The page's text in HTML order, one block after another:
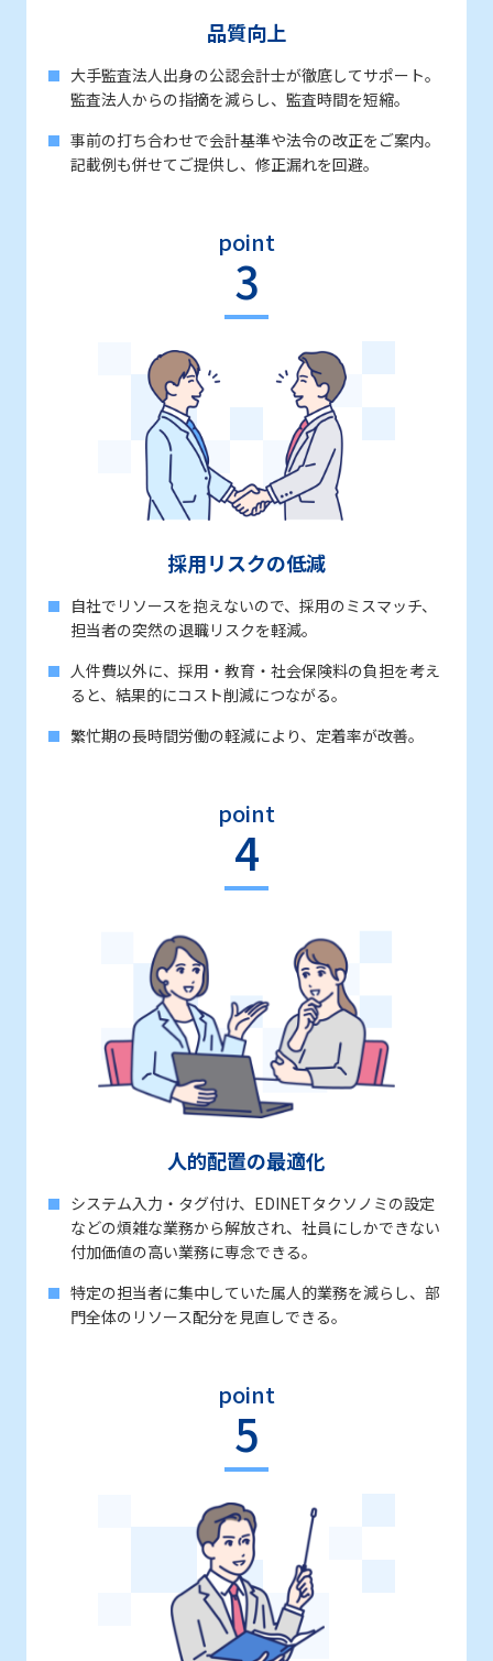
品質向上
大手監査法人出身の公認会計士が徹底してサポート。
監査法人からの指摘を減らし、監査時間を短縮。
事前の打ち合わせで会計基準や法令の改正をご案内。
記載例も併せてご提供し、修正漏れを回避。
point
3
採用リスクの低減
自社でリソースを抱えないので、採用のミスマッチ、
担当者の突然の退職リスクを軽減。
人件費以外に、採用・教育・社会保険料の負担を考え
ると、結果的にコスト削減につながる。
繁忙期の長時間労働の軽減により、定着率が改善。
point
4
人的配置の最適化
システム入力・タグ付け、EDINETタクソノミの設定
などの煩雑な業務から解放され、社員にしかできない
付加価値の高い業務に専念できる。
特定の担当者に集中していた属人的業務を減らし、部
門全体のリソース配分を見直しできる。
point
5